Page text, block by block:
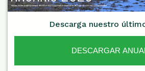
Descarga nuestro
DESCARGAR